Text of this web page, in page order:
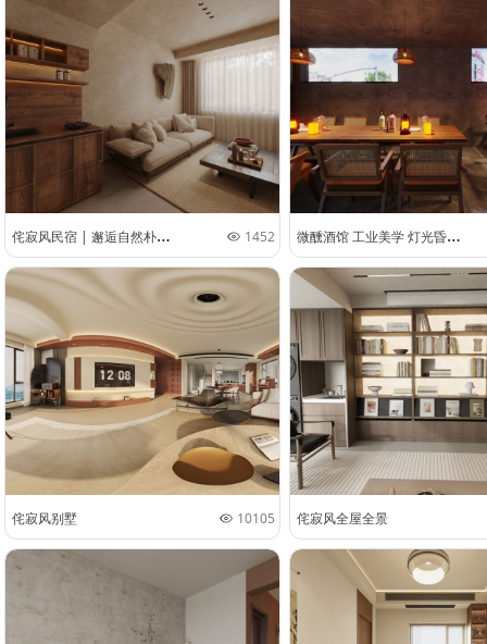
侘
寂风民宿 | 邂逅自然朴素之美 1452 微
醺酒馆 工业美学 灯光昏暗又松弛 ❥【好酒不见 甚是想念】
侘寂风别墅 10105 侘寂风全屋全景